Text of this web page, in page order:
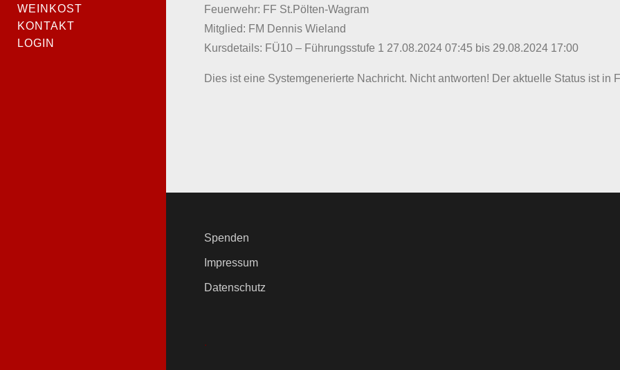
WEINKOST
KONTAKT
LOGIN
Feuerwehr: FF St.Pölten-Wagram
Mitglied: FM Dennis Wieland
Kursdetails: FÜ10 – Führungsstufe 1 27.08.2024 07:45 bis 29.08.2024 17:00
Dies ist eine Systemgenerierte Nachricht. Nicht antworten! Der aktuelle Status ist in
Spenden
Impressum
Datenschutz
.